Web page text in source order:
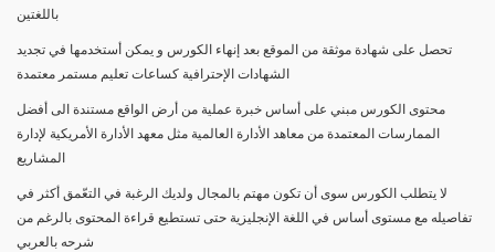
باللغتين
تحصل على شهادة موثقة من الموقع بعد إنهاء الكورس و يمكن أستخدمها في تجديد
الشهادات الإحترافية كساعات تعليم مستمر معتمدة
محتوى الكورس مبني على أساس خبرة عملية من أرض الواقع مستندة الى أفضل
الممارسات المعتمدة من معاهد الأدارة العالمية مثل معهد الأدارة الأمريكية لإدارة
المشاريع
لا يتطلب الكورس سوى أن تكون مهتم بالمجال ولديك الرغبة في التعّمق أكثر في
تفاصيله مع مستوى أساس في اللغة الإنجليزية حتى تستطيع قراءة المحتوى بالرغم من
شرحه بالعربي